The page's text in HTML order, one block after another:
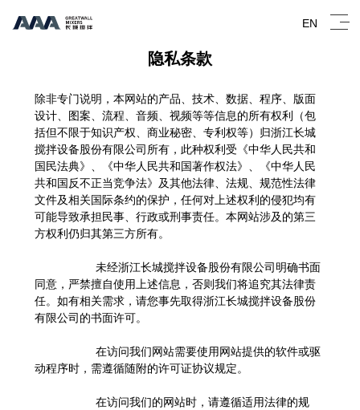
EN
隐私条款
除非专门说明，本网站的产品、技术、数据、程序、版面
设计、图案、流程、音频、视频等等信息的所有权利（包
括但不限于知识产权、商业秘密、专利权等）归浙江长城
搅拌设备股份有限公司所有，此种权利受《中华人民共和
国民法典》、《中华人民共和国著作权法》、《中华人民
共和国反不正当竞争法》及其他法律、法规、规范性法律
文件及相关国际条约的保护，任何对上述权利的侵犯均有
可能导致承担民事、行政或刑事责任。本网站涉及的第三
方权利仍归其第三方所有。
未经浙江长城搅拌设备股份有限公司明确书面
同意，严禁擅自使用上述信息，否则我们将追究其法律责
任。如有相关需求，请您事先取得浙江长城搅拌设备股份
有限公司的书面许可。
在访问我们网站需要使用网站提供的软件或驱
动程序时，需遵循随附的许可证协议规定。
在访问我们的网站时，请遵循适用法律的规